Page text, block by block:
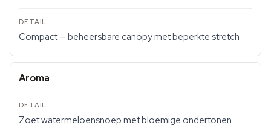
Compact — beheersbare canopy met beperkte stretch
Aroma
Zoet watermeloensnoep met bloemige ondertonen